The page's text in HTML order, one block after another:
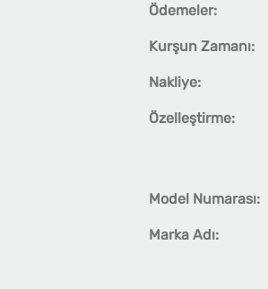
Ödemeler:
Kurşun Zamanı:
Nakliye:
Özelleştirme:
Model Numarası:
Marka Adı: